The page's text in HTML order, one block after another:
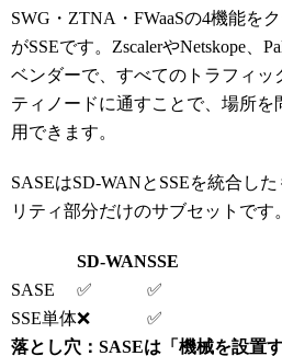
SWG・ZTNA・FWaaSの4機能を
がSSEです。ZscalerやNetskope、
ベンダーで、すべてのトラフィッ
ティノードに通すことで、場所を
用できます。
SASEはSD-WANとSSEを統合し
リティ部分だけのサブセットです。
SD-WANSSE
SASE
✅
✅
SSE単体❌
✅
落とし穴：SASEは「機械を設置